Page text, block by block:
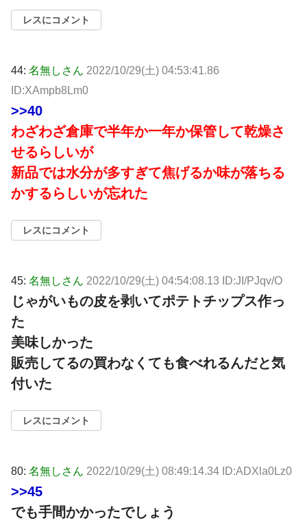
レスにコメント
44: 名無しさん 2022/10/29(土) 04:53:41.86
ID:XAmpb8Lm0
>>40
わざわざ倉庫で半年か一年か保管して乾燥さ
せるらしいが
新品では水分が多すぎて焦げるか味が落ちる
かするらしいが忘れた
レスにコメント
45: 名無しさん 2022/10/29(土) 04:54:08.13 ID:JI/PJqv/O
じゃがいもの皮を剥いてポテトチップス作っ
た
美味しかった
販売してるの買わなくても食べれるんだと気
付いた
レスにコメント
80: 名無しさん 2022/10/29(土) 08:49:14.34 ID:ADXla0Lz0
>>45
でも手間かかったでしょう